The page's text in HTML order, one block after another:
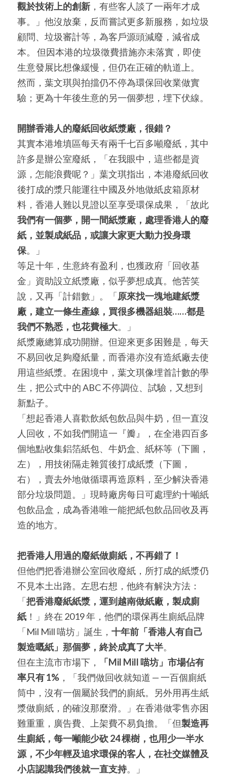
觀於技術上的創新 ，有些客人談了一兩年才成
事。」他沒放棄，反而嘗試更多新服務，如垃圾
顧問、垃圾審計等，為客戶源頭減廢，減省成
本。 但因本港的垃圾徵費措施亦未落實，即使
生意發展比想像緩慢，但仍在正確的軌道上。
然而，葉文琪與拍擋仍不停為環保回收業做實
驗；更為十年後生意的另一個夢想，埋下伏線。
開辦香港人的廢紙回收紙漿廠，很錯？
其實本港堆填區每天有兩千七百多噸廢紙，其中
許多是辦公室廢紙，「在我眼中，這些都是資
源，怎能浪費呢？」葉文琪指出，本港廢紙回收
後打成的漿只能運往中國及外地做紙皮箱原材
料，香港人難以見證以至享受環保成果，「故此
我們有一個夢，開一間紙漿廠，處理香港人的廢
紙，並製成紙品，或讓大家更大動力投身環
保。」
等足十年，生意終有盈利，也獲政府「回收基
金」資助設立紙漿廠，似乎夢想成真。他苦笑
說，又再「計錯數」。「原來找一塊地建紙漿
廠，建立一條生產線，買很多機器組裝……都是
我們不熟悉，也花費極大。」
紙漿廠總算成功開辦。但迎來更多困難是，每天
不易回收足夠廢紙量，而香港亦沒有造紙廠去使
用這些紙漿。在困境中，葉文琪像埋首計數的學
生，把公式中的 ABC 不停調位、試驗，又想到
新點子。
「想起香港人喜歡飲紙包飲品與牛奶，但一直沒
人回收，不如我們開這一『瓣』，在全港四百多
個地點收集鋁箔紙包、牛奶盒、紙杯等（下圖，
左），用技術隔走雜質後打成紙漿（下圖，
右），賣去外地做循環再造原料，至少解決香港
部分垃圾問題。」現時廠房每日可處理約十噸紙
包飲品盒，成為香港唯一能把紙包飲品回收及再
造的地方。
把香港人用過的廢紙做廁紙，不再錯了！
但他們把香港辦公室回收廢紙，所打成的紙漿仍
不見本土出路。左思右想，他終有解決方法：
「把香港廢紙紙漿，運到越南做紙廠，製成廁
紙 ！」終在 2019 年，他們的環保再生廁紙品牌
「Mil Mill 喵坊」誕生， 十年前「香港人有自己
製造嘅紙」那個夢，終於成真了大半。
但在主流市市場下，
「Mil Mill 喵坊」市場佔有
率只有 1% ，「我們做回收就知道 — 一百個廁紙
筒中，沒有一個屬於我們的廁紙。另外用再生紙
漿做廁紙，的確沒那麼滑。」在香港做零售亦困
難重重，廣告費、上架費不易負擔。「但製造再
生廁紙，每一噸能少砍 24 棵樹，也用少一半水
源，不少年輕及追求環保的客人，在社交媒體及
小店認識我們後就一直支持。」